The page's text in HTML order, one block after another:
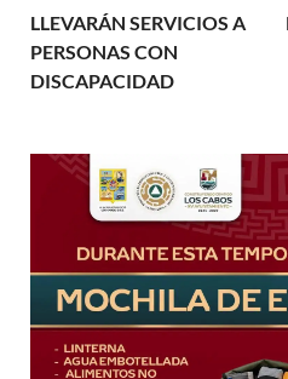
LLEVARÁN SERVICIOS A
PERSONAS CON
DISCAPACIDAD